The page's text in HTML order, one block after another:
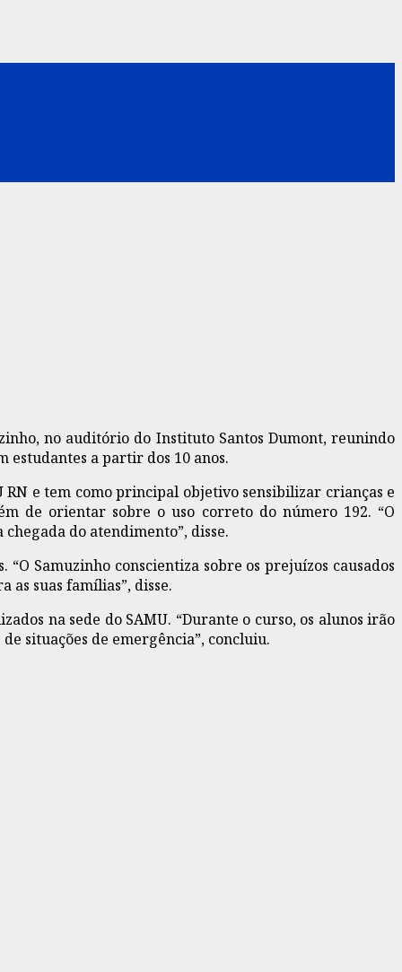
no auditório do Instituto Santos Dumont, reunindo
estudantes a partir dos 10 anos.
e tem como principal objetivo sensibilizar crianças e
de orientar sobre o uso correto do número 192. “O
do atendimento”, disse.
Samuzinho conscientiza sobre os prejuízos causados
suas famílias”, disse.
na sede do SAMU. “Durante o curso, os alunos irão
situações de emergência”, concluiu.